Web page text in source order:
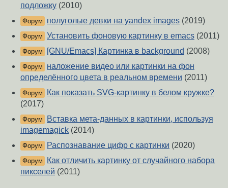
подложку (2010)
Форум полуголые девки на yandex images (2019)
Форум Установить фоновую картинку в emacs (2011)
Форум [GNU/Emacs] Картинка в background (2008)
Форум
наложение видео или картинки на фон
определённого цвета в реальном времени (2011)
Форум
Как показать SVG-картинку в белом кружке?
(2017)
Форум
Вставка мета-данных в картинки, используя
imagеmagick (2014)
Форум Распознавание цифр с картинки (2020)
Форум
Как отличить картинку от случайного набора
пикселей (2011)